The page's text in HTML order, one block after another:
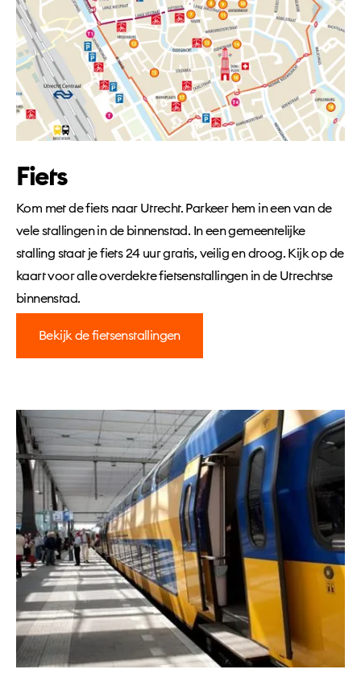
Fiets
Kom met de fiets naar Utrecht. Parkeer hem in een van de
vele stallingen in de binnenstad. In een gemeentelijke
stalling staat je fiets 24 uur gratis, veilig en droog. Kijk op de
kaart voor alle overdekte fietsenstallingen in de Utrechtse
binnenstad.
Bekijk de fietsenstallingen